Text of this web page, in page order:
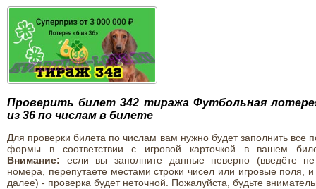
Проверить билет 342 тиража Футбольная
из 36 по числам в билете
Для проверки билета по числам вам нужно будет заполнить все
формы в соответствии с игровой карточкой в вашем
Внимание: если вы заполните данные неверно (введёте
номера, перепутаете местами строки чисел или игровые поля, и
далее) - проверка будет неточной. Пожалуйста, будьте